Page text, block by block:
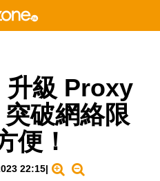
級 Proxy
破網絡限
便！
22:15|